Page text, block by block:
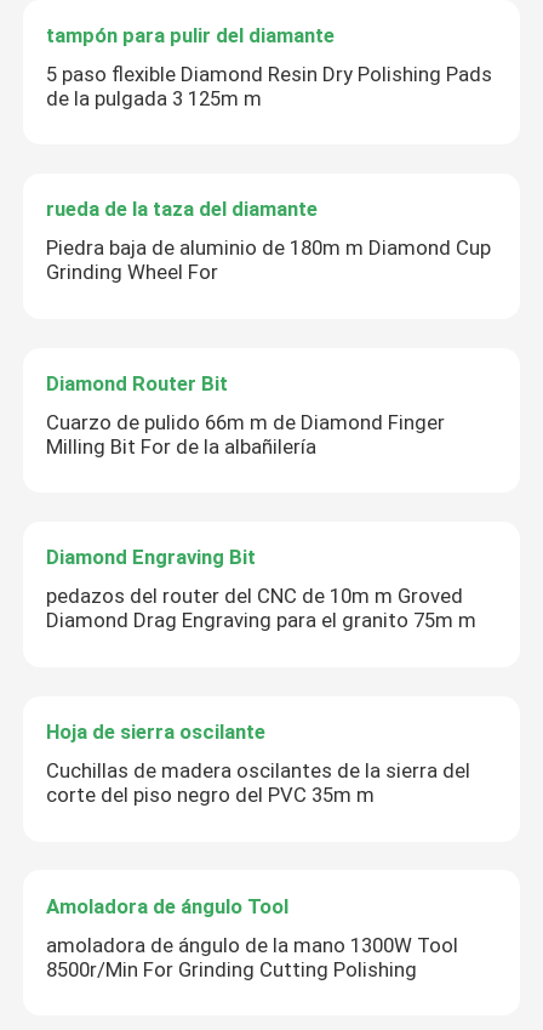
tampón para pulir del diamante
5 paso flexible Diamond Resin Dry Polishing Pads
de la pulgada 3 125m m
rueda de la taza del diamante
Piedra baja de aluminio de 180m m Diamond Cup
Grinding Wheel For
Diamond Router Bit
Cuarzo de pulido 66m m de Diamond Finger
Milling Bit For de la albañilería
Diamond Engraving Bit
pedazos del router del CNC de 10m m Groved
Diamond Drag Engraving para el granito 75m m
Hoja de sierra oscilante
Cuchillas de madera oscilantes de la sierra del
corte del piso negro del PVC 35m m
Amoladora de ángulo Tool
amoladora de ángulo de la mano 1300W Tool
8500r/Min For Grinding Cutting Polishing